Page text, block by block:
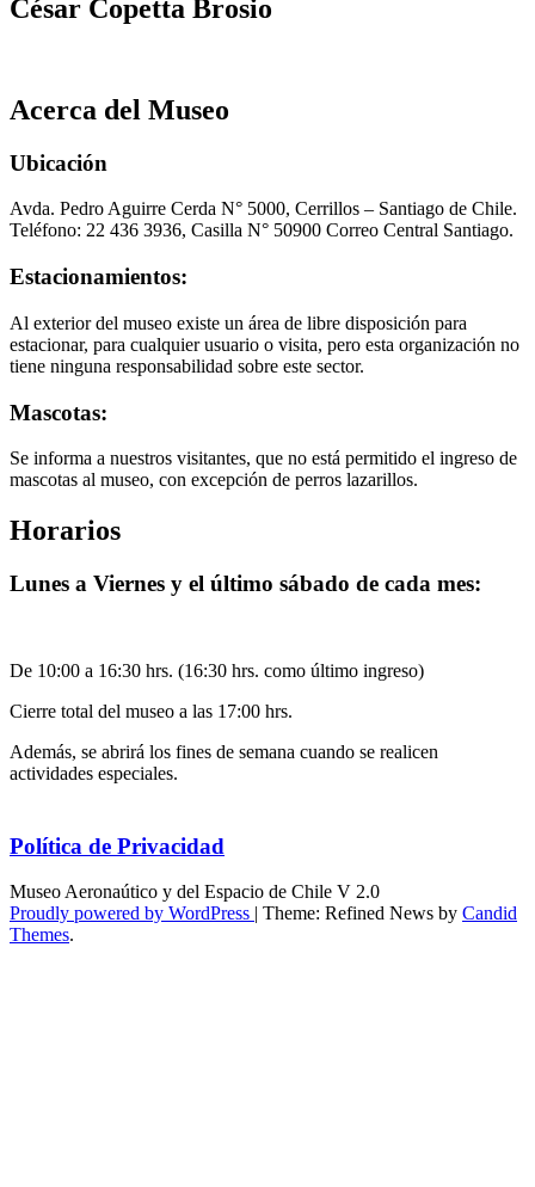
César Copetta Brosio
Acerca del Museo
Ubicación
Avda. Pedro Aguirre Cerda N° 5000, Cerrillos – Santiago de Chile.
Teléfono: 22 436 3936, Casilla N° 50900 Correo Central Santiago.
Estacionamientos:
Al exterior del museo existe un área de libre disposición para
estacionar, para cualquier usuario o visita, pero esta organización no
tiene ninguna responsabilidad sobre este sector.
Mascotas:
Se informa a nuestros visitantes, que no está permitido el ingreso de
mascotas al museo, con excepción de perros lazarillos.
Horarios
Lunes a Viernes y el último sábado de cada mes:
De 10:00 a 16:30 hrs. (16:30 hrs. como último ingreso)
Cierre total del museo a las 17:00 hrs.
Además, se abrirá los fines de semana cuando se realicen
actividades especiales.
Política de Privacidad
Museo Aeronaútico y del Espacio de Chile V 2.0
Proudly powered by WordPress | Theme: Refined News by Candid
Themes.